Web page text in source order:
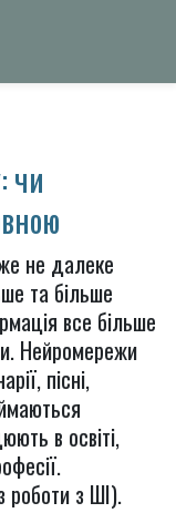
чи
не далеке
та більше
все більше
Нейромережи
пісні,
в освіті,
роботи з ШІ).